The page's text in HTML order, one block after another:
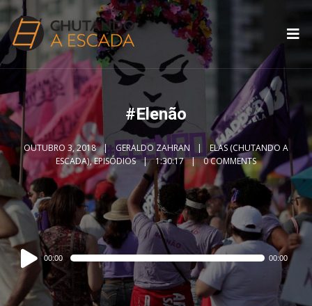
#Elenão
OUTUBRO 3, 2018 GERALDO ZAHRAN
ELAS (CHUTANDO A
ESCADA),EPISÓDIOS 1:30:17 0 COMMENTS
Audio
Player
00:00 00:00